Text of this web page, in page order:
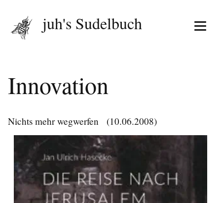
Menü
juh's Sudelbuch
Innovation
Nichts mehr wegwerfen (10.06.2008)